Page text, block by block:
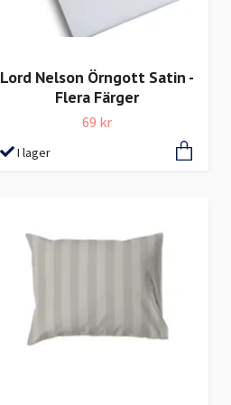
Lord Nelson Örngott Satin -
Flera Färger
69 kr
I lager